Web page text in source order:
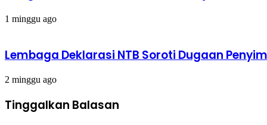
1 minggu ago
Lembaga Deklarasi NTB Soroti Dugaan
2 minggu ago
Tinggalkan Balasan